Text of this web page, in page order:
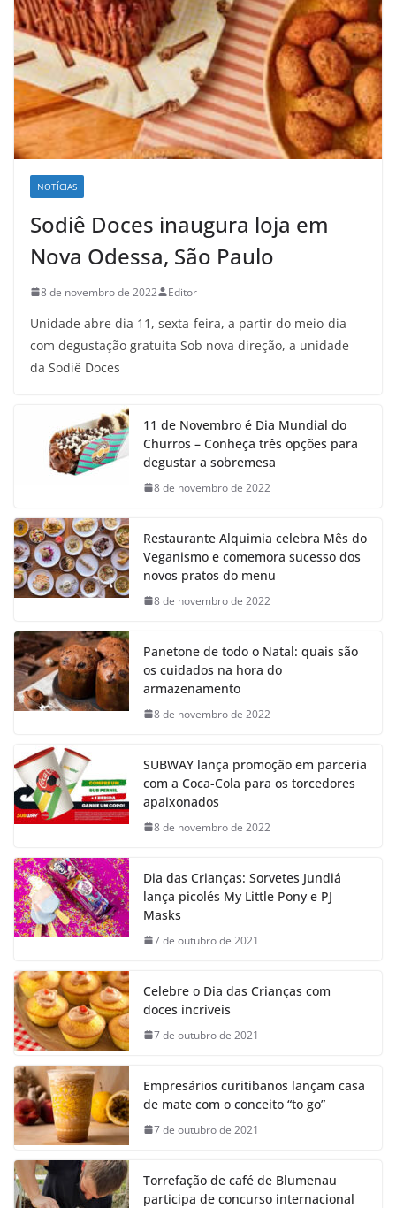
NOTÍCIAS
Sodiê Doces inaugura loja em
Nova Odessa, São Paulo
8 de novembro de 2022 Editor
Unidade abre dia 11, sexta-feira, a partir do meio-dia
com degustação gratuita Sob nova direção, a unidade
da Sodiê Doces
11 de Novembro é Dia Mundial do
Churros – Conheça três opções para
degustar a sobremesa
8 de novembro de 2022
Restaurante Alquimia celebra Mês do
Veganismo e comemora sucesso dos
novos pratos do menu
8 de novembro de 2022
Panetone de todo o Natal: quais são
os cuidados na hora do
armazenamento
8 de novembro de 2022
SUBWAY lança promoção em parceria
com a Coca-Cola para os torcedores
apaixonados
8 de novembro de 2022
Dia das Crianças: Sorvetes Jundiá
lança picolés My Little Pony e PJ
Masks
7 de outubro de 2021
Celebre o Dia das Crianças com
doces incríveis
7 de outubro de 2021
Empresários curitibanos lançam casa
de mate com o conceito “to go”
7 de outubro de 2021
Torrefação de café de Blumenau
participa de concurso internacional